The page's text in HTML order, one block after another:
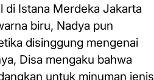
di Istana Merdeka Jakarta
biru, Nadya pun
disinggung mengenai
Disa mengaku bahwa
untuk minuman jenis